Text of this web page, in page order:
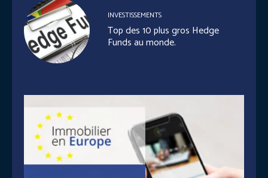
INVESTISSEMENTS
Top des 10 plus gros Hedge
Funds au monde.